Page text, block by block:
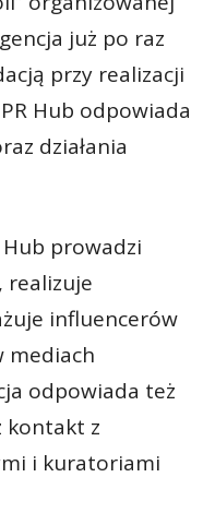
już po raz
przy realizacji
Hub odpowiada
działania
Hub prowadzi
realizuje
influencerów
mediach
odpowiada też
kontakt z
i kuratoriami